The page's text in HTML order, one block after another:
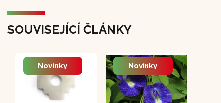
schopnost zvýraznit
a oživit sny a
SOUVISEJÍCÍ ČLÁNKY
Novinky Novinky